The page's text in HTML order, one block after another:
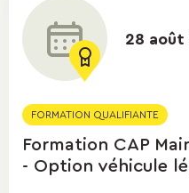
28 août
FORMATION QUALIFIANTE
Formation CAP
- Option véhicule